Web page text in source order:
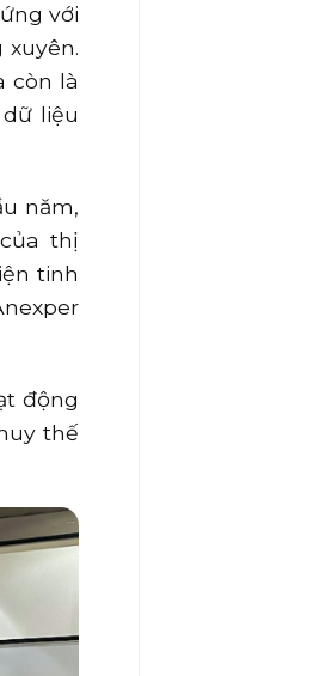
với
còn là
liệu
năm,
thị
tinh
động
thế